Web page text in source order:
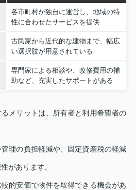
各市町村が独自に運営し、地域の特
性に合わせたサービスを提供
古民家から近代的な建物まで、幅広
い選択肢が用意されている
専門家による相談や、改修費用の補
助など、充実したサポートがある
メリットは、所有者と利用希望者の
理の負担軽減や、固定資産税の軽減
があります。
的安価で物件を取得できる機会があ